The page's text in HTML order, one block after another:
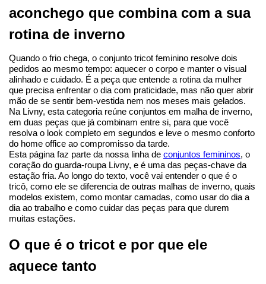
aconchego que combina com a sua
rotina de inverno
Quando o frio chega, o conjunto tricot feminino resolve dois
pedidos ao mesmo tempo: aquecer o corpo e manter o visual
alinhado e cuidado. É a peça que entende a rotina da mulher
que precisa enfrentar o dia com praticidade, mas não quer abrir
mão de se sentir bem-vestida nem nos meses mais gelados.
Na Livny, esta categoria reúne conjuntos em malha de inverno,
em duas peças que já combinam entre si, para que você
resolva o look completo em segundos e leve o mesmo conforto
do home office ao compromisso da tarde.
Esta página faz parte da nossa linha de conjuntos femininos, o
coração do guarda-roupa Livny, e é uma das peças-chave da
estação fria. Ao longo do texto, você vai entender o que é o
tricô, como ele se diferencia de outras malhas de inverno, quais
modelos existem, como montar camadas, como usar do dia a
dia ao trabalho e como cuidar das peças para que durem
muitas estações.
O que é o tricot e por que ele
aquece tanto